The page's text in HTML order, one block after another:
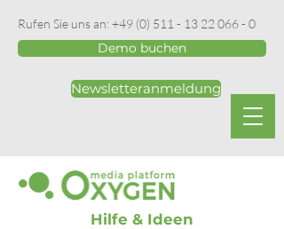
Rufen Sie uns an:+49 (0) 511 - 13 22 066 - 0
Demo buchen
Newsletteranmeldung
Hilfe & Ideen